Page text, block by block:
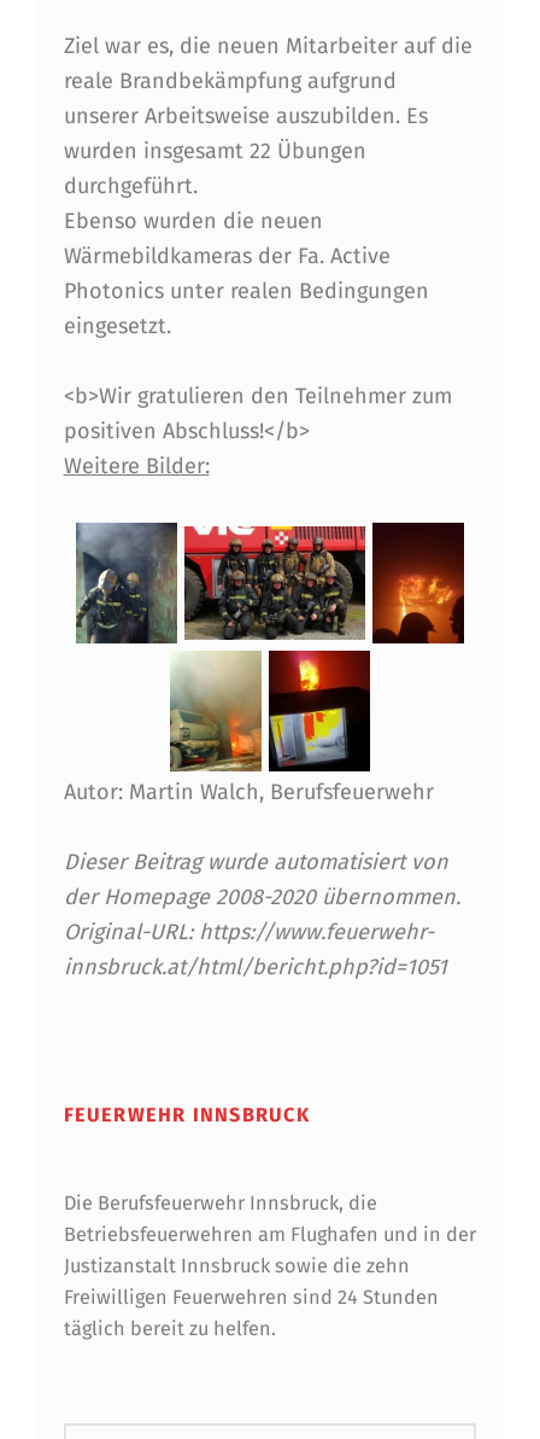
I
L
D
U
N
G
S
T
R
I
I
Ü
R
D
E
N
U
N
G
R
U
Ziel war es, die neuen Mitarbeiter auf die
reale Brandbekämpfung aufgrund
unserer Arbeitsweise auszubilden. Es
wurden insgesamt 22 Übungen
durchgeführt.
Ebenso wurden die neuen
Wärmebildkameras der Fa. Active
Photonics unter realen Bedingungen
eingesetzt.
<b>Wir gratulieren den Teilnehmer zum
positiven Abschluss!</b>
Weitere Bilder:
Autor: Martin Walch, Berufsfeuerwehr
Dieser Beitrag wurde automatisiert von
der Homepage 2008-2020 übernommen.
Original-URL: https://www.feuerwehr-
innsbruck.at/html/bericht.php?id=1051
FEUERWEHR INNSBRUCK
Die Berufsfeuerwehr Innsbruck, die
Betriebsfeuerwehren am Flughafen und in der
Justizanstalt Innsbruck sowie die zehn
Freiwilligen Feuerwehren sind 24 Stunden
täglich bereit zu helfen.
Suchen nach: